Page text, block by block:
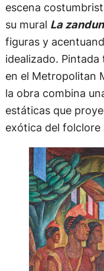
escena
su mural La
figuras y
idealizado.
en el Metropolitan
la obra combina
estáticas que
exótica del folclore